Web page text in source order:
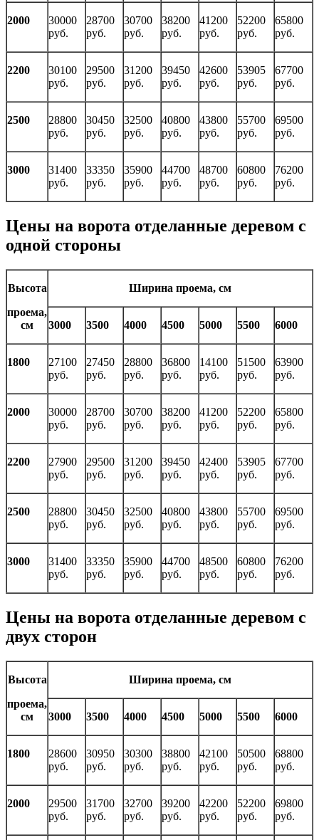
2000
30000
руб.
28700
руб.
30700
руб.
38200
руб.
41200
руб.
52200
руб.
65800
руб.
2200
30100
руб.
29500
руб.
31200
руб.
39450
руб.
42600
руб.
53905
руб.
67700
руб.
2500
28800
руб.
30450
руб.
32500
руб.
40800
руб.
43800
руб.
55700
руб.
69500
руб.
3000
31400
руб.
33350
руб.
35900
руб.
44700
руб.
48700
руб.
60800
руб.
76200
руб.
Цены на ворота отделанные деревом с
одной стороны
Высота
проема,
см
Ширина проема, см
3000 3500 4000 4500 5000 5500 6000
1800
27100
руб.
27450
руб.
28800
руб.
36800
руб.
14100
руб.
51500
руб.
63900
руб.
2000
30000
руб.
28700
руб.
30700
руб.
38200
руб.
41200
руб.
52200
руб.
65800
руб.
2200
27900
руб.
29500
руб.
31200
руб.
39450
руб.
42400
руб.
53905
руб.
67700
руб.
2500
28800
руб.
30450
руб.
32500
руб.
40800
руб.
43800
руб.
55700
руб.
69500
руб.
3000
31400
руб.
33350
руб.
35900
руб.
44700
руб.
48500
руб.
60800
руб.
76200
руб.
Цены на ворота отделанные деревом с
двух сторон
Высота
проема,
см
Ширина проема, см
3000 3500 4000 4500 5000 5500 6000
1800
28600
руб.
30950
руб.
30300
руб.
38800
руб.
42100
руб.
50500
руб.
68800
руб.
2000
29500
руб.
31700
руб.
32700
руб.
39200
руб.
42200
руб.
52200
руб.
69800
руб.